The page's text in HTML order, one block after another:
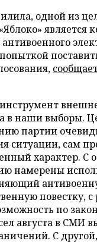
одной из
является
инструмент
в наши выборы.
партии
ситуации, сам
характер. С
намерены
повестку,
по
августа в СМИ
С